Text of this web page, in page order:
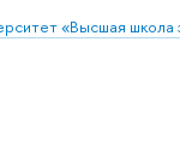
«Высшая школа